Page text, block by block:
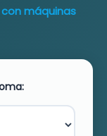
máquinas